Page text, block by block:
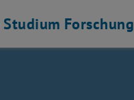
Studium Forschung